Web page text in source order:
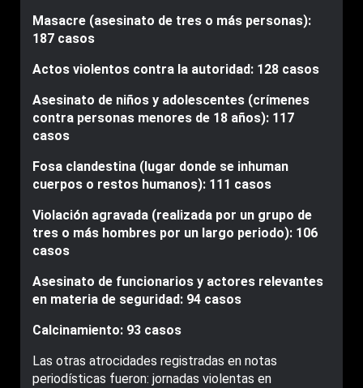
Masacre (asesinato de tres o más personas):
187 casos
Actos violentos contra la autoridad: 128 casos
Asesinato de niños y adolescentes (crímenes
contra personas menores de 18 años): 117
casos
Fosa clandestina (lugar donde se inhuman
cuerpos o restos humanos): 111 casos
Violación agravada (realizada por un grupo de
tres o más hombres por un largo periodo): 106
casos
Asesinato de funcionarios y actores relevantes
en materia de seguridad: 94 casos
Calcinamiento: 93 casos
Las otras atrocidades registradas en notas
periodísticas fueron: jornadas violentas en